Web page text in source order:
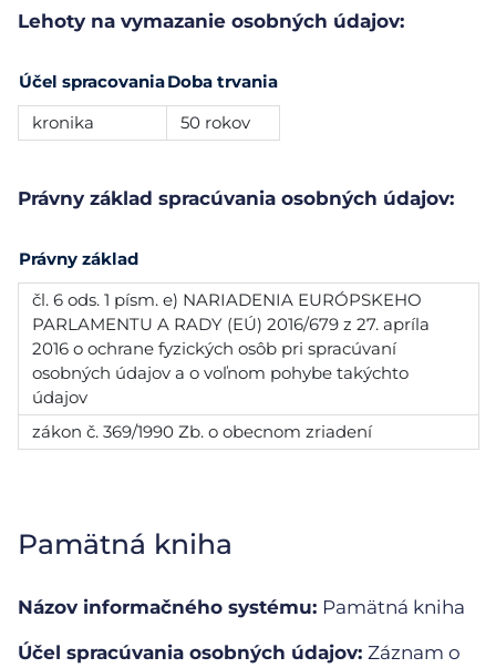
Lehoty na vymazanie osobných údajov:
Účel spracovaniaDoba trvania
kronika
50 rokov
Právny základ spracúvania osobných údajov:
Právny základ
čl. 6 ods. 1 písm. e) NARIADENIA EURÓPSKEHO
PARLAMENTU A RADY (EÚ) 2016/679 z 27. apríla
2016 o ochrane fyzických osôb pri spracúvaní
osobných údajov a o voľnom pohybe takýchto
údajov
zákon č. 369/1990 Zb. o obecnom zriadení
Pamätná kniha
Názov informačného systému: Pamätná kniha
Účel spracúvania osobných údajov: Záznam o